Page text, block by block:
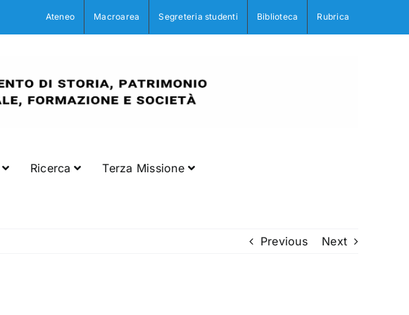
Ateneo Macroarea Segreteria studenti Biblioteca Rubrica
Ricerca Terza Missione
Previous Next